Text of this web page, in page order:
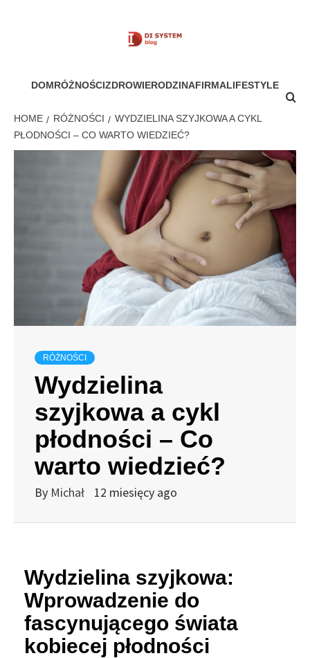
MÓJ SYSTEM
DOMRÓŻNOŚCIZDROWIERODZINAFIRMALIFESTYLE
HOME RÓŻNOŚCI
WYDZIELINA SZYJKOWA A CYKL
PŁODNOŚCI – CO WARTO WIEDZIEĆ?
RÓŻNOŚCI
Wydzielina
szyjkowa a cykl
płodności – Co
warto wiedzieć?
By Michał 12 miesięcy ago
Wydzielina szyjkowa:
Wprowadzenie do
fascynującego świata
kobiecej płodności